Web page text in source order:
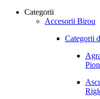
Categorii
Accesorii Birou
Categorii